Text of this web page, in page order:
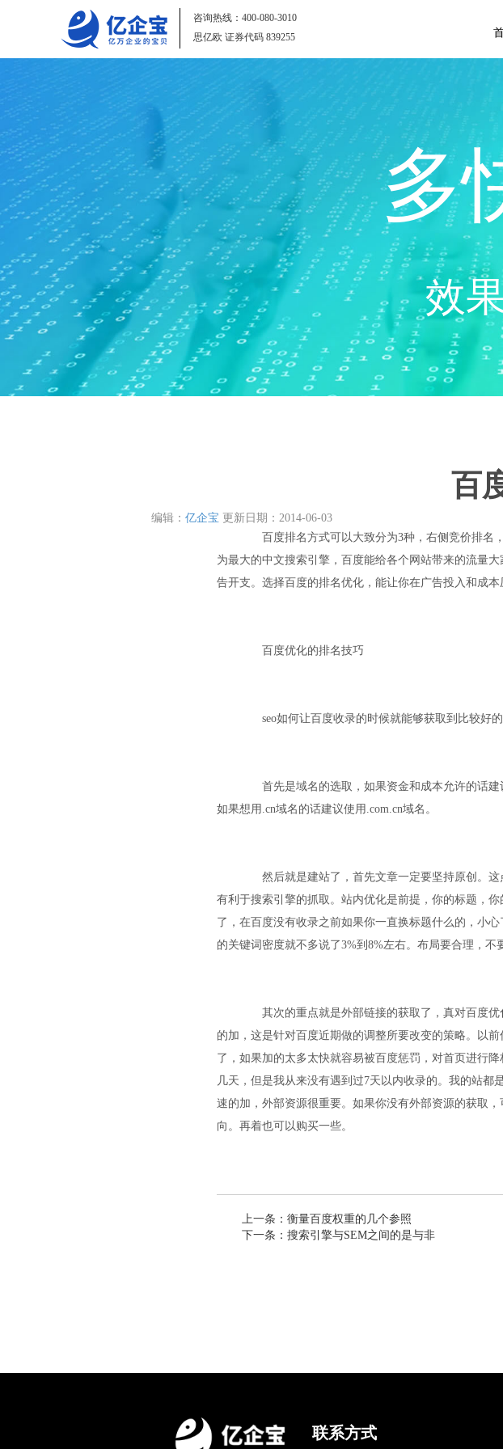
咨询热线： 400-080-3010
思亿欧 证券代码 839255
多
效
百
编辑： 亿企宝 更新日期： 2014-06-03
百度排名方式可以大致分为3种，右侧竞价排名
为最大的中文搜索引擎，百度能给各个网站带来的流量
告开支。选择百度的排名优化，能让你在广告投入和成本
百度优化的排名技巧
seo如何让百度收录的时候就能够获取到比较好的
首先是域名的选取，如果资金和成本允许的话建
如果想用.cn域名的话建议使用.com.cn域名。
然后就是建站了，首先文章一定要坚持原创。这
有利于搜索引擎的抓取。站内优化是前提，你的标题，
了，在百度没有收录之前如果你一直换标题什么的，小
的关键词密度就不多说了3%到8%左右。布局要合理，不
其次的重点就是外部链接的获取了，真对百度优
的加，这是针对百度近期做的调整所要改变的策略。以
了，如果加的太多太快就容易被百度惩罚，对首页进行
几天，但是我从来没有遇到过7天以内收录的。我的站都
速的加，外部资源很重要。如果你没有外部资源的获取
向。再着也可以购买一些。
上一条： 衡量百度权重的几个参照
下一条： 搜索引擎与SEM之间的是与非
联系方式